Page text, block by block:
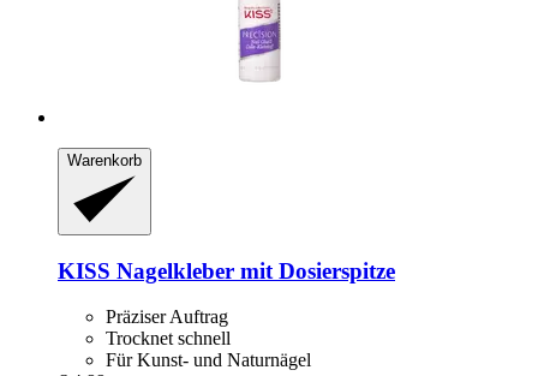
Warenkorb
KISS Nagelkleber mit Dosierspitze
Präziser Auftrag
Trocknet schnell
Für Kunst- und Naturnägel